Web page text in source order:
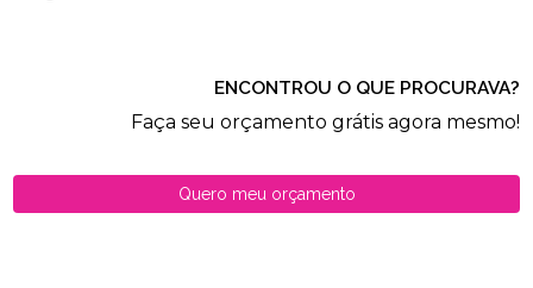
ENCONTROU O QUE PROCURAVA?
Faça seu orçamento grátis agora mesmo!
Quero meu orçamento